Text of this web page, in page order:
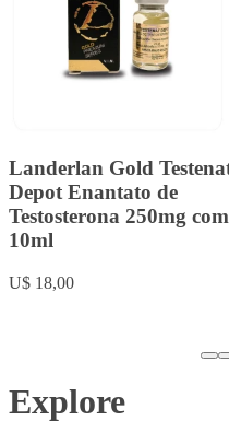
Tirzec Tirzepatida 15mg
MD. /0,5ML 1 ampola
2ml para 4 aplicações
Super Oferta
U$ 80,00
Explore